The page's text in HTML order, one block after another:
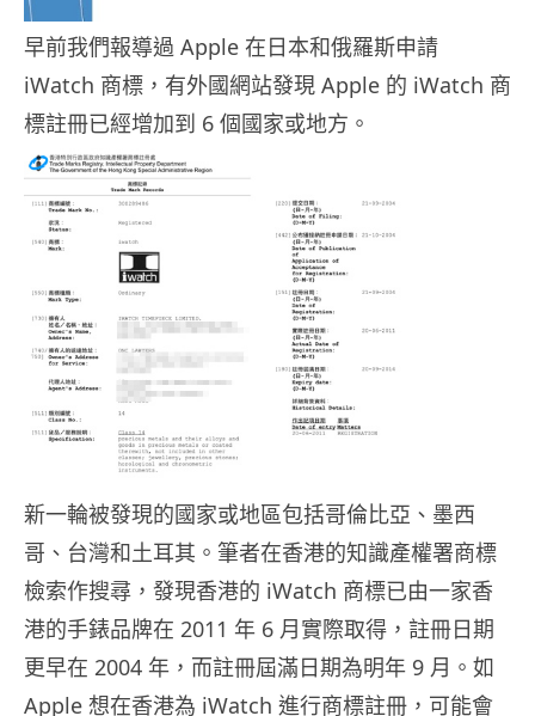
早前我們報導過 Apple 在日本和俄羅斯申請
iWatch 商標，有外國網站發現 Apple 的 iWatch 商
標註冊已經增加到 6 個國家或地方。
新一輪被發現的國家或地區包括哥倫比亞、墨西
哥、台灣和土耳其。筆者在香港的知識產權署商標
檢索作搜尋，發現香港的 iWatch 商標已由一家香
港的手錶品牌在 2011 年 6 月實際取得，註冊日期
更早在 2004 年，而註冊屆滿日期為明年 9 月。如
Apple 想在香港為 iWatch 進行商標註冊，可能會